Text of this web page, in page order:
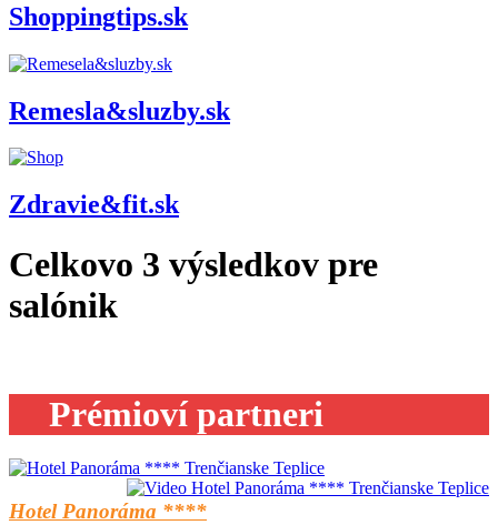
Shoppingtips.sk
Remesla&sluzby.sk
Zdravie&fit.sk
Celkovo 3 výsledkov pre
salónik
Prémioví partneri
Hotel Panoráma ****